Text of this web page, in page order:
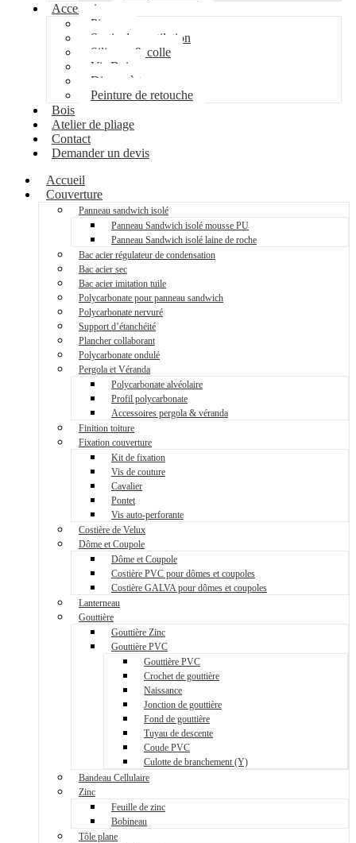
Accessoires
Pipeco
Sortie de ventilation
Silicone & colle
Vis Bois
Disque à tronçonner
Peinture de retouche
Bois
Atelier de pliage
Contact
Demander un devis
Accueil
Couverture
Panneau sandwich isolé
Panneau Sandwich isolé mousse PU
Panneau Sandwich isolé laine de roche
Bac acier régulateur de condensation
Bac acier sec
Bac acier imitation tuile
Polycarbonate pour panneau sandwich
Polycarbonate nervuré
Support d’étanchéité
Plancher collaborant
Polycarbonate ondulé
Pergola et Véranda
Polycarbonate alvéolaire
Profil polycarbonate
Accessoires pergola & véranda
Finition toiture
Fixation couverture
Kit de fixation
Vis de couture
Cavalier
Pontet
Vis auto-perforante
Costière de Velux
Dôme et Coupole
Dôme et Coupole
Costière PVC pour dômes et coupoles
Costière GALVA pour dômes et coupoles
Lanterneau
Gouttière
Gouttière Zinc
Gouttière PVC
Gouttière PVC
Crochet de gouttière
Naissance
Jonction de gouttière
Fond de gouttière
Tuyau de descente
Coude PVC
Culotte de branchement (Y)
Bandeau Cellulaire
Zinc
Feuille de zinc
Bobineau
Tôle plane